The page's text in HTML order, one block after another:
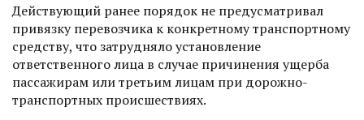
Действующий ранее порядок не предусматривал
привязку перевозчика к конкретному транспортному
средству, что затрудняло установление
ответственного лица в случае причинения ущерба
пассажирам или третьим лицам при дорожно-
транспортных происшествиях.